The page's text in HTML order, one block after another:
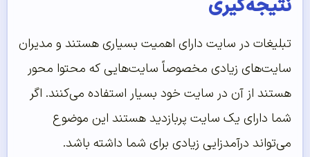
نتیجه‌گیری
تبلیغات در سایت دارای اهمیت بسیاری هستند و مدیران
سایت‌های زیادی مخصوصاً سایت‌هایی که محتوا محور
هستند از آن در سایت خود بسیار استفاده می‌کنند. اگر
شما دارای یک سایت پربازدید هستند این موضوع
می‌تواند درآمدزایی زیادی برای شما داشته باشد.